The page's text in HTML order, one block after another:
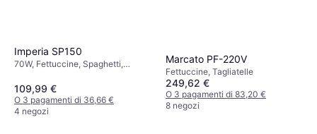
Imperia SP150
70W, Fettuccine, Spaghetti,
109,99 €
O 3 pagamenti di 36,66 €
4 negozi
Marcato PF-220V
Fettuccine, Tagliatelle
249,62 €
O 3 pagamenti di 83,20 €
8 negozi